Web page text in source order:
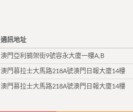
通訊地址
澳門亞利鴉架街9號容永大廈一樓A,B
澳門慕拉士大馬路218A號澳門日報大廈14樓
澳門慕拉士大馬路218A號澳門日報大廈14樓